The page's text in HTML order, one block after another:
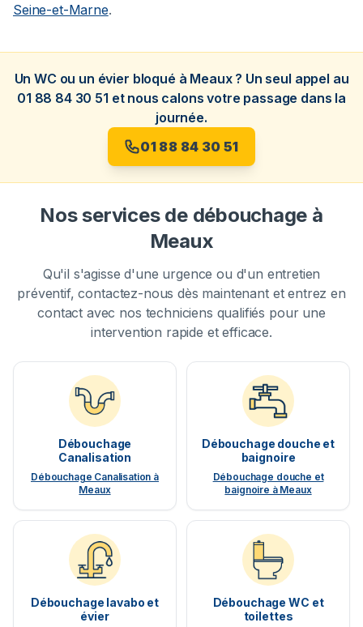
Seine-et-Marne.
Un WC ou un évier bloqué à Meaux ? Un seul appel au
01 88 84 30 51 et nous calons votre passage dans la
journée.
01 88 84 30 51
Nos services de débouchage à
Meaux
Qu'il s'agisse d'une urgence ou d'un entretien
préventif, contactez-nous dès maintenant et entrez en
contact avec nos techniciens qualifiés pour une
intervention rapide et efficace.
Débouchage
Canalisation
Débouchage Canalisation à
Meaux
Débouchage douche et
baignoire
Débouchage douche et
baignoire à Meaux
Débouchage lavabo et
évier
Débouchage WC et
toilettes